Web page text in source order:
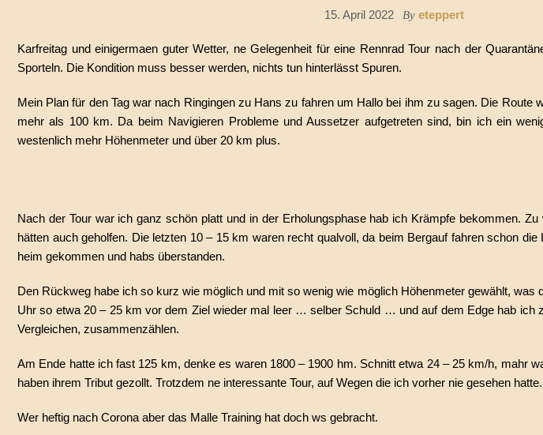
15. April 2022 By eteppert
Karfreitag und einigermaen guter Wetter, ne Gelegenheit für eine Rennrad Tour nach der
Sporteln. Die Kondition muss besser werden, nichts tun hinterlässt Spuren.
Mein Plan für den Tag war nach Ringingen zu Hans zu fahren um Hallo bei ihm zu sagen. Die Route
mehr als 100 km. Da beim Navigieren Probleme und Aussetzer aufgetreten sind, bin ich ein
westenlich mehr Höhenmeter und über 20 km plus.
Nach der Tour war ich ganz schön platt und in der Erholungsphase hab ich Krämpfe bekommen.
hätten auch geholfen. Die letzten 10 – 15 km waren recht qualvoll, da beim Bergauf fahren schon
heim gekommen und habs überstanden.
Den Rückweg habe ich so kurz wie möglich und mit so wenig wie möglich Höhenmeter gewählt, was
Uhr so etwa 20 – 25 km vor dem Ziel wieder mal leer … selber Schuld … und auf dem Edge hab ich
Vergleichen, zusammenzählen.
Am Ende hatte ich fast 125 km, denke es waren 1800 – 1900 hm. Schnitt etwa 24 – 25 km/h, mahr
haben ihrem Tribut gezollt. Trotzdem ne interessante Tour, auf Wegen die ich vorher nie gesehen hatte.
Wer heftig nach Corona aber das Malle Training hat doch ws gebracht.